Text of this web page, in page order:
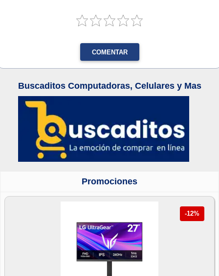
COMENTAR
Buscaditos Computadoras, Celulares y Mas
Promociones
-12%